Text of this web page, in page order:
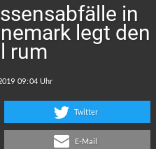
in
legt den
rum
:
Twitter
E-Mail